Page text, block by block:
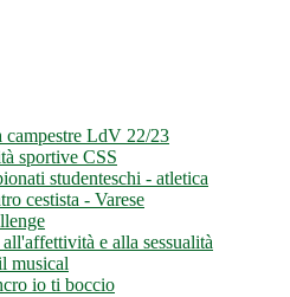
campestre LdV 22/23
sportive CSS
studenteschi - atletica
cestista - Varese
e alla sessualità
musical
io ti boccio